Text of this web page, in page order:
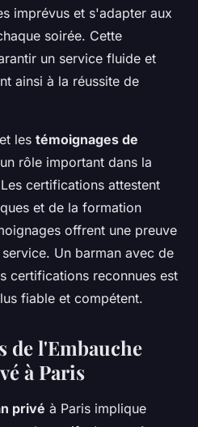
imprévus et s'adapter aux
soirée. Cette
un service fluide et
ainsi à la réussite de
et les témoignages de
rôle important dans la
certifications attestent
et de la formation
offrent une preuve
Un barman avec de
certifications reconnues est
fiable et compétent.
de l'Embauche
à Paris
privé à Paris implique